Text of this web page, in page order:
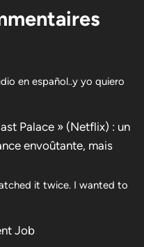
en español..y yo quiero
Palace » (Netflix) : un
envoûtante, mais
it twice. I wanted to
Job